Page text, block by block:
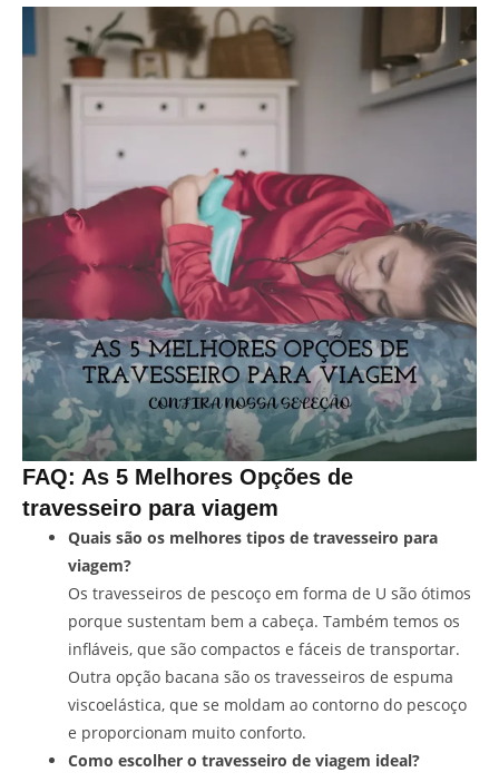
FAQ: As 5 Melhores Opções de
travesseiro para viagem
Quais são os melhores tipos de travesseiro para
viagem?
Os travesseiros de pescoço em forma de U são ótimos
porque sustentam bem a cabeça. Também temos os
infláveis, que são compactos e fáceis de transportar.
Outra opção bacana são os travesseiros de espuma
viscoelástica, que se moldam ao contorno do pescoço
e proporcionam muito conforto.
Como escolher o travesseiro de viagem ideal?